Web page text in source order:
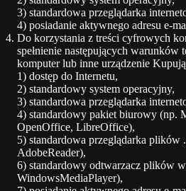
3) standardowa przeglądarka
4) posiadanie aktywnego adresu e-
Do korzystania z treści cyfrowych
spełnienie następujących warunków
komputer lub inne urządzenie
1) dostęp do Internetu,
2) standardowy system operacyjny,
3) standardowa przeglądarka
4) standardowy pakiet biurowy (np.
OpenOffice, LibreOffice),
5) standardowa przeglądarka plików
AdobeReader),
6) standardowy odtwarzacz plików
WindowsMediaPlayer),